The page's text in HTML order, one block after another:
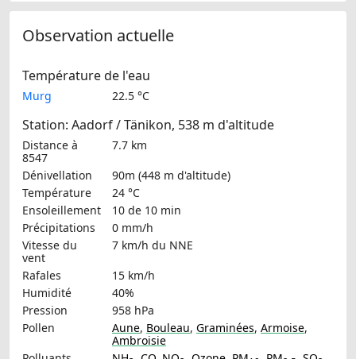
Observation actuelle
Température de l'eau
Murg 22.5 °C
Station: Aadorf / Tänikon, 538 m d'altitude
Distance à
8547
7.7 km
Dénivellation
90m (448 m d'altitude)
Température
24 °C
Ensoleillement
10 de 10 min
Précipitations
0 mm/h
Vitesse du
vent
7 km/h du NNE
Rafales
15 km/h
Humidité
40%
Pression
958 hPa
Pollen
Aune, Bouleau, Graminées, Armoise,
Ambroisie